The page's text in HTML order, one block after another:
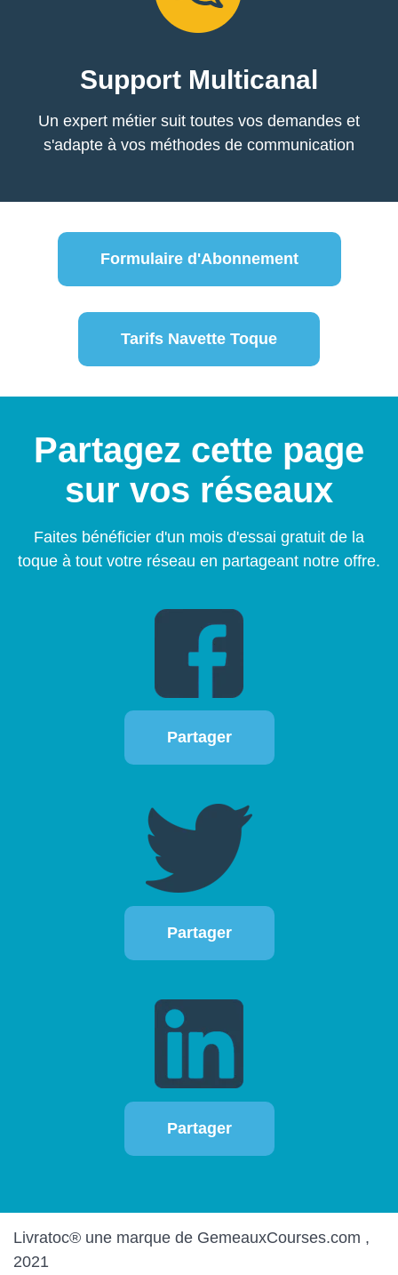
Support Multicanal
Un expert métier suit toutes vos demandes et
s'adapte à vos méthodes de communication
Formulaire d'Abonnement
Tarifs Navette Toque
Partagez cette page
sur vos réseaux
Faites bénéficier d'un mois d'essai gratuit de la
toque à tout votre réseau en partageant notre offre.
Partager
Partager
Partager
Livratoc® une marque de GemeauxCourses.com ,
2021